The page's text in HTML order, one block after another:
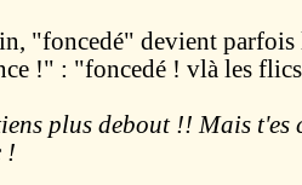
"foncedé" devient
!" : "foncedé ! vlà les
plus debout !! Mais t'es
!